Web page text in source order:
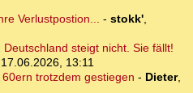
Verlustpostion... - stokk',
steigt nicht. Sie fällt!
17.06.2026, 13:11
trotzdem gestiegen - Dieter,